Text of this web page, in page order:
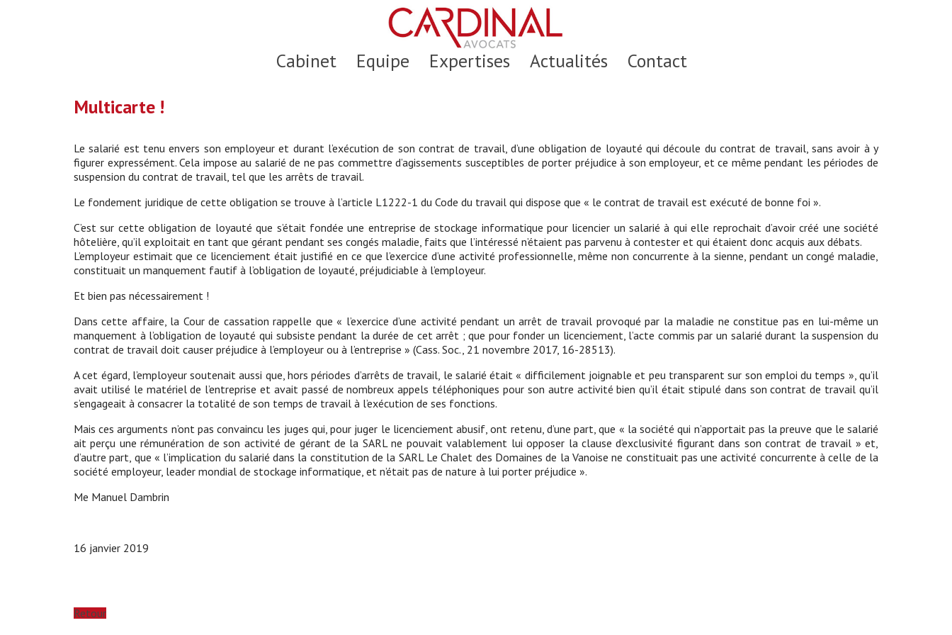
Cabinet Equipe Expertises Actualités
Contact
Multicarte !
Le salarié est tenu envers son employeur et durant l’exécution de son contrat de travail, d’une obligation de loyauté qui découle du contrat de travail, sans avoir à y
figurer expressément. Cela impose au salarié de ne pas commettre d’agissements susceptibles de porter préjudice à son employeur, et ce même pendant les périodes de
suspension du contrat de travail, tel que les arrêts de travail.
Le fondement juridique de cette obligation se trouve à l’article L1222-1 du Code du travail qui dispose que « le contrat de travail est exécuté de bonne foi ».
C’est sur cette obligation de loyauté que s’était fondée une entreprise de stockage informatique pour licencier un salarié à qui elle reprochait d’avoir créé une société
hôtelière, qu’il exploitait en tant que gérant pendant ses congés maladie, faits que l’intéressé n’étaient pas parvenu à contester et qui étaient donc acquis aux débats.
L’employeur estimait que ce licenciement était justifié en ce que l’exercice d’une activité professionnelle, même non concurrente à la sienne, pendant un congé maladie,
constituait un manquement fautif à l’obligation de loyauté, préjudiciable à l’employeur.
Et bien pas nécessairement !
Dans cette affaire, la Cour de cassation rappelle que « l’exercice d’une activité pendant un arrêt de travail provoqué par la maladie ne constitue pas en lui-même un
manquement à l’obligation de loyauté qui subsiste pendant la durée de cet arrêt ; que pour fonder un licenciement, l’acte commis par un salarié durant la suspension du
contrat de travail doit causer préjudice à l’employeur ou à l’entreprise » (Cass. Soc., 21 novembre 2017, 16-28513).
A cet égard, l’employeur soutenait aussi que, hors périodes d’arrêts de travail, le salarié était « difficilement joignable et peu transparent sur son emploi du temps », qu’il
avait utilisé le matériel de l’entreprise et avait passé de nombreux appels téléphoniques pour son autre activité bien qu’il était stipulé dans son contrat de travail qu’il
s’engageait à consacrer la totalité de son temps de travail à l’exécution de ses fonctions.
Mais ces arguments n’ont pas convaincu les juges qui, pour juger le licenciement abusif, ont retenu, d’une part, que « la société qui n’apportait pas la preuve que le salarié
ait perçu une rémunération de son activité de gérant de la SARL ne pouvait valablement lui opposer la clause d’exclusivité figurant dans son contrat de travail » et,
d’autre part, que « l’implication du salarié dans la constitution de la SARL Le Chalet des Domaines de la Vanoise ne constituait pas une activité concurrente à celle de la
société employeur, leader mondial de stockage informatique, et n’était pas de nature à lui porter préjudice ».
Me Manuel Dambrin
16 janvier 2019
Retour